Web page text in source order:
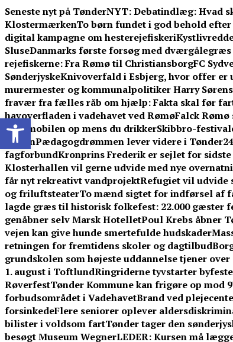
Skip
to
content
Seneste nyt på TønderNYT:Debatindlæg: Hvad
KlostermærkenTo børn fundet i god behold
digital kampagne om hesterejefiskeri
SluseDanmarks første forsøg med dværgålegræs
rejefiskerne: Fra Rømø til ChristiansborgFC
SønderjyskeKnivoverfald i Esbjerg, hvor offer
murermester og kommunalpolitiker Harry
fravær fra fælles råb om hjælp: Fakta skal før
havoverfladen i vadehavet ved RømøFalck
lade mobilen op mens du drikkerSkibbro-
portenPædagogdrømmen lever videre i Tønder
fagforbundKronprins Frederik er sejlet for
Klosterhallen vil gerne udvide med nye
får nyt rekreativt vandprojektRefugiet vil udvide
og friluftsteaterTo mænd sigtet for indførsel af
lagde græs til historisk folkefest: 22.000 gæster
genåbner selv Marsk HotelletPoul Krebs åbner
vejen kan give hunde smertefulde hudskader
retningen for fremtidens skoler og dagtilbud
grundskolen som højeste uddannelse tjener over
1. august i ToftlundRingriderne tyvstarter
RøverfestTønder Kommune kan frigøre op
forbudsområdet i VadehavetBrand ved
forsinkedeFlere seniorer oplever
bilister i voldsom fartTønder tager den
besøgt Museum WegnerLEDER: Kursen må
Open toolbar